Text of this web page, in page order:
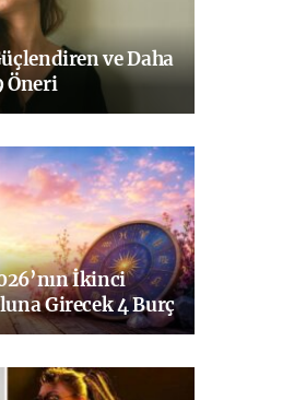
ve Daha
Öneri
İkinci
Girecek 4 Burç